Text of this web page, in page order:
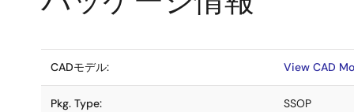
CADモデル: View CAD
Pkg. Type: SSOP